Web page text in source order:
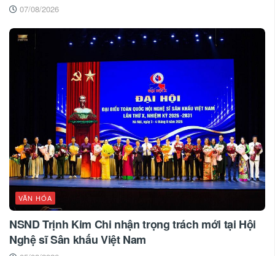
07/08/2026
VĂN HÓA
NSND Trịnh Kim Chi nhận trọng trách mới tại Hội
Nghệ sĩ Sân khấu Việt Nam